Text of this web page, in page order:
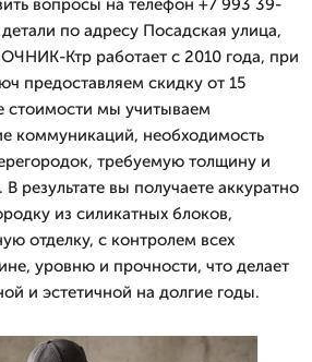
вопросы на телефон +7 993 39-
по адресу Посадская улица,
Ктр работает с 2010 года, при
предоставляем скидку от 15
стоимости мы учитываем
коммуникаций, необходимость
требуемую толщину и
результате вы получаете аккуратно
из силикатных блоков,
отделку, с контролем всех
уровню и прочности, что делает
и эстетичной на долгие годы.